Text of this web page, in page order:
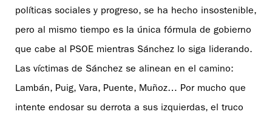
políticas sociales y progreso, se ha hecho insostenible,
pero al mismo tiempo es la única fórmula de gobierno
que cabe al PSOE mientras Sánchez lo siga liderando.
Las víctimas de Sánchez se alinean en el camino:
Lambán, Puig, Vara, Puente, Muñoz… Por mucho que
intente endosar su derrota a sus izquierdas, el truco